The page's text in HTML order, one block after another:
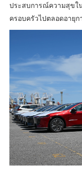
ประสบการณ์ความสุขใ
ครอบครัวไปตลอดอายุก